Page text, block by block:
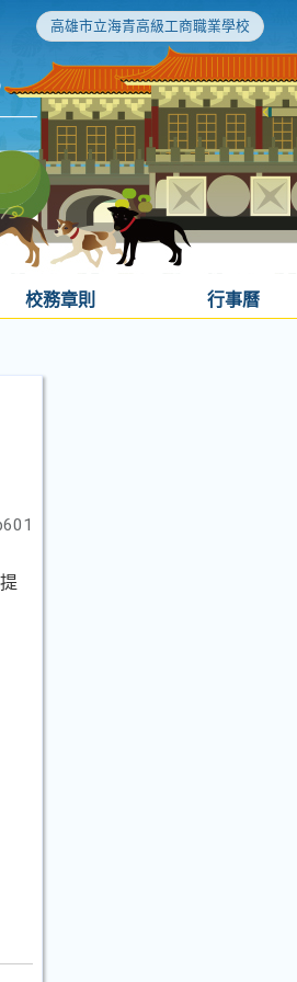
高雄市立海青高級工商職業學校
校務章則 行事曆